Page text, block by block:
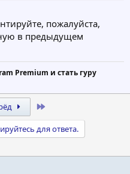
пожалуйста,
в предыдущем
Premium и стать гуру
для ответа.